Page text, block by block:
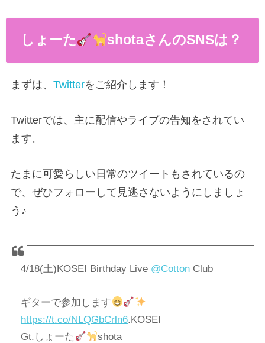
しょーた shotaさんのSNSは？
まずは、 Twitterをご紹介します！
Twitterでは、主に配信やライブの告知をされてい
ます。
たまに可愛らしい日常のツイートもされているの
で、ぜひフォローして見逃さないようにしましょ
う♪
4/18(土)KOSEI Birthday Live @Cotton Club
ギターで参加します
https://t.co/NLQGbCrln6.KOSEI
Gt.しょーた
shota